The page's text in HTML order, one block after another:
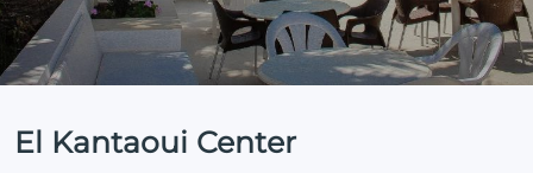
El Kantaoui Center